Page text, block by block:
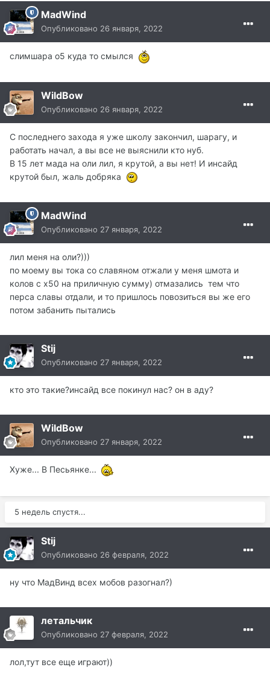
MadWind
Опубликовано 26 января, 2022
слимшара о5 куда то смылся
WildBow
Опубликовано 26 января, 2022
С последнего захода я уже школу закончил, шарагу, и
работать начал, а вы все не выяснили кто нуб.
В 15 лет мада на оли лил, я крутой, а вы нет! И инсайд
крутой был, жаль добряка
MadWind
Опубликовано 27 января, 2022
лил меня на оли?)))
по моему вы тока со славяном отжали у меня шмота и
колов с х50 на приличную сумму) отмазались тем что
перса славы отдали, и то пришлось повозиться вы же его
потом забанить пытались
Stij
Опубликовано 27 января, 2022
кто это такие?инсайд все покинул нас? он в аду?
WildBow
Опубликовано 27 января, 2022
Хуже... В Песьянке...
5 недель спустя...
Stij
Опубликовано 26 февраля, 2022
ну что МадВинд всех мобов разогнал?)
летальчик
Опубликовано 27 февраля, 2022
лол,тут все еще играют))